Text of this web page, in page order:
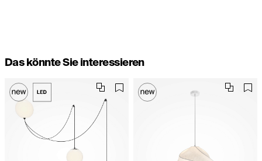
Das könnte Sie interessieren